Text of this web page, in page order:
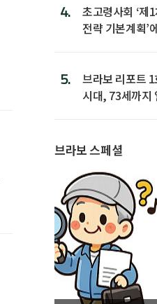
4.
초고령사회 ‘제
전략 기본계획’
5.
브라보 리포트 1
시대, 73세까지
브라보 스페셜